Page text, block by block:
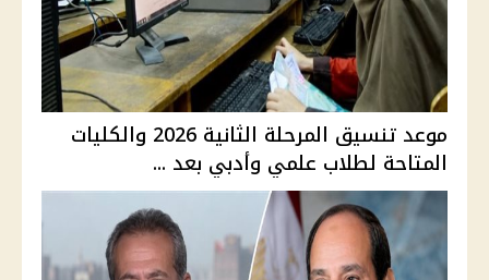
موعد تنسيق المرحلة الثانية 2026 والكليات
المتاحة لطلاب علمي وأدبي بعد ...